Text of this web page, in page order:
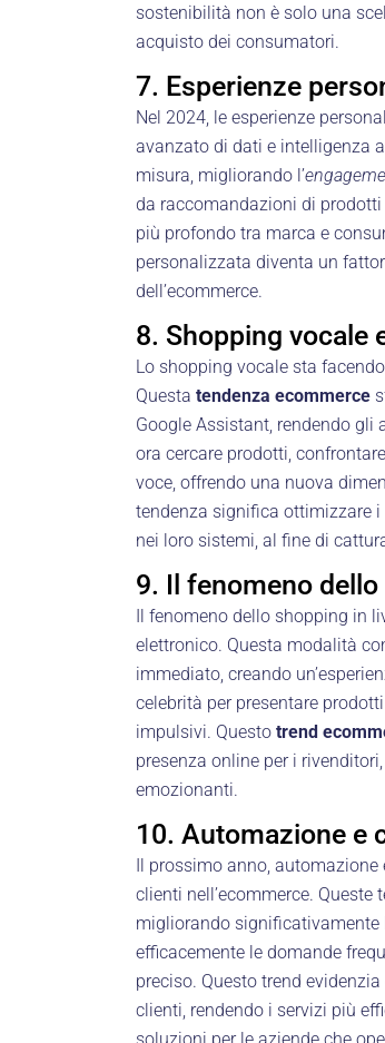
sostenibilità non è solo una
acquisto dei consumatori.
7. Esperienze
Nel 2024, le esperienze
avanzato di dati e intelligenza
misura, migliorando l’
da raccomandazioni di
più profondo tra marca e
personalizzata diventa un
dell’ecommerce.
8. Shopping vocale
Lo shopping vocale sta
Questa tendenza ecommerce
Google Assistant, rendendo
ora cercare prodotti,
voce, offrendo una nuova
tendenza significa ottimizzare
nei loro sistemi, al fine di
9. Il fenomeno
Il fenomeno dello shopping in
elettronico. Questa modalità
immediato, creando
celebrità per presentare
impulsivi. Questo trend
presenza online per i
emozionanti.
10. Automazione e
Il prossimo anno,
clienti nell’ecommerce.
migliorando significativamente
efficacemente le domande
preciso. Questo trend
clienti, rendendo i servizi più